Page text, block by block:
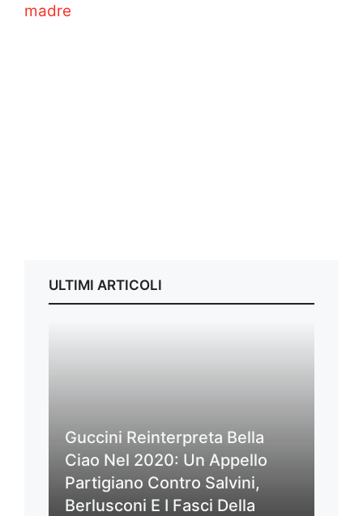
madre
ULTIMI ARTICOLI
Guccini Reinterpreta Bella
Ciao Nel 2020: Un Appello
Partigiano Contro Salvini,
Berlusconi E I Fasci Della